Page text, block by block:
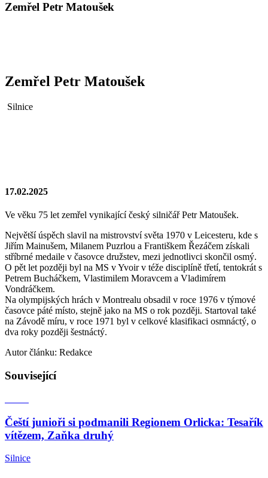
Zemřel Petr Matoušek
Zemřel Petr Matoušek
Silnice
17.02.2025
Ve věku 75 let zemřel vynikající český silničář Petr Matoušek.
Největší úspěch slavil na mistrovství světa 1970 v Leicesteru, kde s
Jiřím Mainušem, Milanem Puzrlou a Františkem Řezáčem získali
stříbrné medaile v časovce družstev, mezi jednotlivci skončil osmý.
O pět let později byl na MS v Yvoir v téže disciplíně třetí, tentokrát s
Petrem Bucháčkem, Vlastimilem Moravcem a Vladimírem
Vondráčkem.
Na olympijských hrách v Montrealu obsadil v roce 1976 v týmové
časovce páté místo, stejně jako na MS o rok později. Startoval také
na Závodě míru, v roce 1971 byl v celkové klasifikaci osmnáctý, o
dva roky později šestnáctý.
Autor článku: Redakce
Související
Čeští junioři si podmanili Regionem Orlicka: Tesařík
vítězem, Zaňka druhý
Silnice